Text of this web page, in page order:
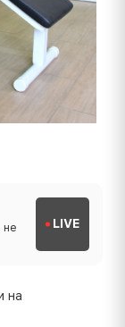
не
LIVE
на